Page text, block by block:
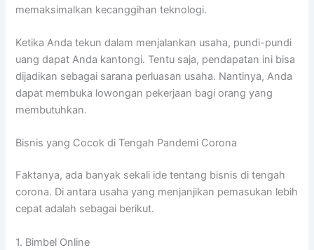
memaksimalkan kecanggihan teknologi.
Ketika Anda tekun dalam menjalankan usaha, pundi-pundi
uang dapat Anda kantongi. Tentu saja, pendapatan ini bisa
dijadikan sebagai sarana perluasan usaha. Nantinya, Anda
dapat membuka lowongan pekerjaan bagi orang yang
membutuhkan.
Bisnis yang Cocok di Tengah Pandemi Corona
Faktanya, ada banyak sekali ide tentang bisnis di tengah
corona. Di antara usaha yang menjanjikan pemasukan lebih
cepat adalah sebagai berikut.
1. Bimbel Online